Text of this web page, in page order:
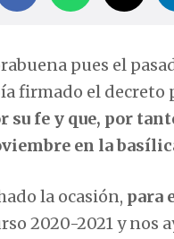
pues el
firmado el decreto
fe y que, por
en la
la ocasión, para
2020-2021 y